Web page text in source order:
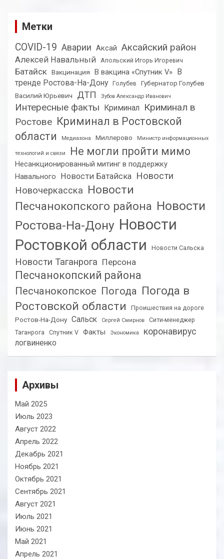
Метки
COVID-19 Аварии Аксай Аксайский район
Алексей Навальный Апольский Игорь Игоревич
Батайск Вакцинация В вакцина «Спутник V» В
тренде Ростова-На-Дону
Голубев
Губернатор Голубев
Василий Юрьевич
ДТП Зубов Александр Иванович
Интересные факты Криминал
Криминал в
Ростове Криминал в Ростовской
области
Медиазона Миллерово Министр информационных
технологий и связи Не могли пройти мимо
Несанкционированный митинг в поддержку
Навального
Новости Батайска Новости
Новочеркасска Новости
Песчанокопского района Новости
Ростова-На-Дону Новости
Ростовкой области
Новости Сальска
Новости Таганрога Персона
Песчанокопский района
Песчанокопское Погода Погода в
Ростовской области
Проишествия на дороге
Ростов-На-Дону Сальск Сергей Смирнов
Сити-менеджер
Таганрога
Спутник V Факты Экономика коронавирус
логвиненко
Архивы
Май 2025
Июль 2023
Август 2022
Апрель 2022
Декабрь 2021
Ноябрь 2021
Октябрь 2021
Сентябрь 2021
Август 2021
Июль 2021
Июнь 2021
Май 2021
Апрель 2021